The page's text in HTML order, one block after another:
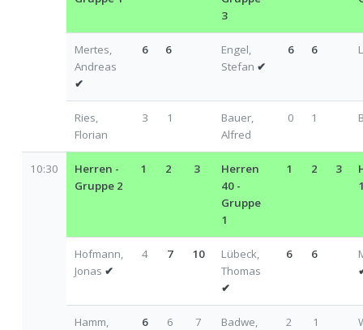
3
Mertes,
Andreas
✔
6 6
Engel,
Stefan ✔
6 6
Ries,
Florian
3 1
Bauer,
Alfred
0 1
10:30
Herren -
Gruppe 2
1 2 3
Herren
40 -
Gruppe
1
1 2 3
Hofmann,
Jonas ✔
4 7 10
Lübeck,
Thomas
✔
6 6
Hamm,
6 6 7
Badwe,
2 1